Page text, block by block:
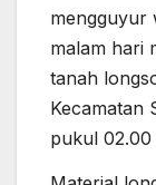
mengguyur
malam hari
tanah
Kecamatan
pukul 02.00